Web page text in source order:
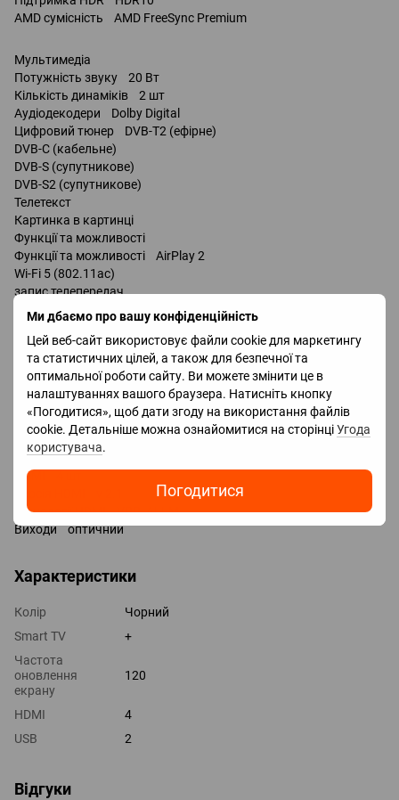
Ми дбаємо про вашу конфіденційність
Цей веб-сайт використовує файли cookie для маркетингу
та статистичних цілей, а також для безпечної та
оптимальної роботи сайту. Ви можете змінити це в
налаштуваннях вашого браузера. Натисніть кнопку
«Погодитися», щоб дати згоду на використання файлів
cookie. Детальніше можна ознайомитися на сторінціУгода
користувача.
Погодитися
AMD сумісність AMD FreeSync Premium
Мультимедіа
Потужність звуку 20 Вт
Кількість динаміків 2 шт
Аудіодекодери Dolby Digital
Цифровий тюнер DVB-T2 (ефірне)
DVB-C (кабельне)
DVB-S (супутникове)
DVB-S2 (супутникове)
Телетекст
Картинка в картинці
Функції та можливості
Функції та можливості AirPlay 2
Wi-Fi 5 (802.11ac)
запис телепередач
Miracast
Bluetooth v 5.0
підтримка DLNA
керування голосом
мультимедійний (аеропульт)
Роз'єми
Входи USB 2 шт
LAN
HDMI 4 шт
Технології HDMI VRR, ALLM
Виходи оптичний
Характеристики
Колір
Чорний
Smart TV
+
Частота
оновлення
екрану
120
HDMI
4
USB
2
Відгуки